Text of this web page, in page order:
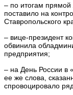
– по итогам
поставило на
Ставропольского
– вице-президент
обвинила
предприятия;
– на День России в
ее же слова,
спровоцировало